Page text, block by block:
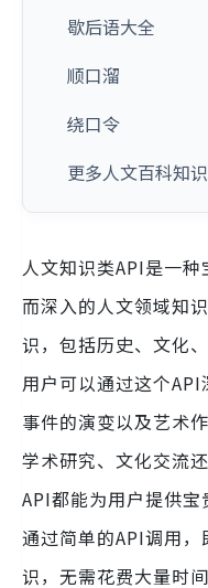
歇后语大全
顺口溜
绕口令
更多人文百科知
人文知识类API是一
而深入的人文领域知
识，包括历史、文化
用户可以通过这个
事件的演变以及艺术
学术研究、文化交流
API都能为用户提供
通过简单的API调用
识，无需花费大量时